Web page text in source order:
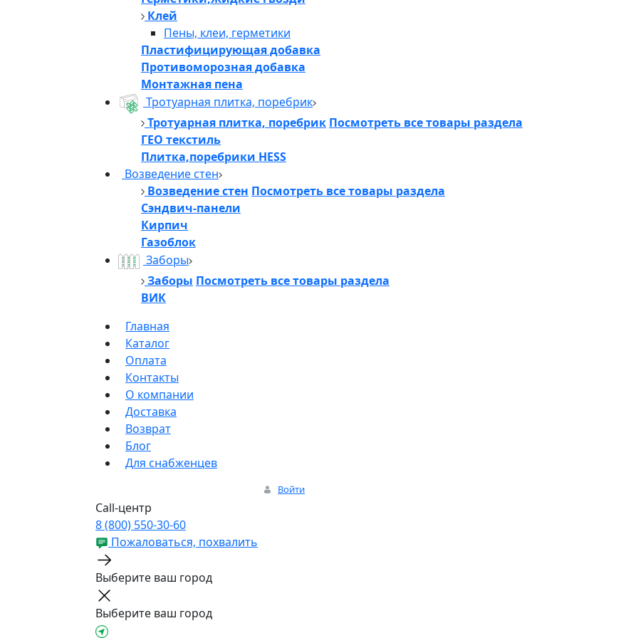
Клей
Пены, клеи, герметики
Пластифицирующая добавка
Противоморозная добавка
Монтажная пена
Тротуарная плитка, поребрик
Тротуарная плитка, поребрик Посмотреть все товары раздела
ГЕО текстиль
Плитка,поребрики HESS
Возведение стен
Возведение стен Посмотреть все товары раздела
Сэндвич-панели
Кирпич
Газоблок
Заборы
Заборы Посмотреть все товары раздела
ВИК
Главная
Каталог
Оплата
Контакты
О компании
Доставка
Возврат
Блог
Для снабженцев
Войти
Call-центр
8 (800) 550-30-60
Пожаловаться, похвалить
Выберите ваш город
Выберите ваш город